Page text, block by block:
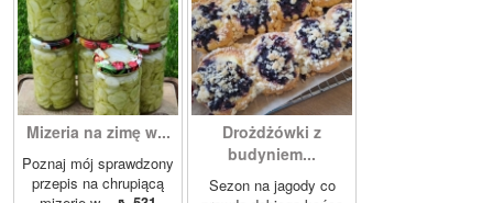
Mizeria na zimę w...
Poznaj mój sprawdzony
przepis na chrupiącą
Drożdżówki z
budyniem...
Sezon na jagody co